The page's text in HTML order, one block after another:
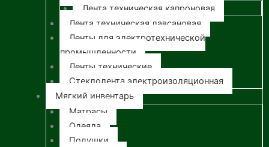
Лента техническая капроновая
Лента техническая лавсановая
Ленты для электротехнической
промышленности
Ленты технические
Стеклолента электроизоляционная
Мягкий инвентарь
Матрасы
Одеяла
Подушки